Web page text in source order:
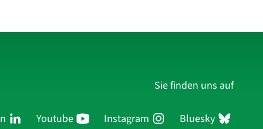
Sie finden uns auf
Youtube Instagram Bluesky